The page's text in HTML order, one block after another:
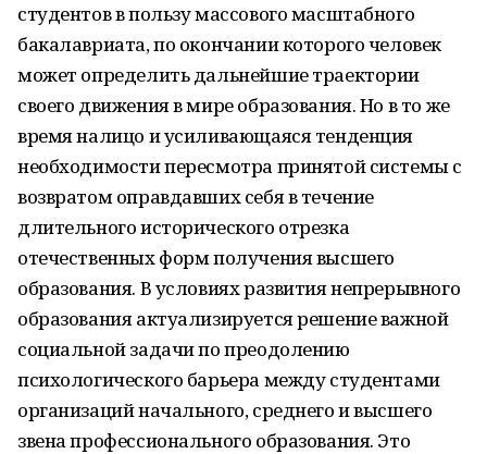
студентов в пользу массового масштабного
бакалавриата, по окончании которого человек
может определить дальнейшие траектории
своего движения в мире образования. Но в то же
время налицо и усиливающаяся тенденция
необходимости пересмотра принятой системы с
возвратом оправдавших себя в течение
длительного исторического отрезка
отечественных форм получения высшего
образования. В условиях развития непрерывного
образования актуализируется решение важной
социальной задачи по преодолению
психологического барьера между студентами
организаций начального, среднего и высшего
звена профессионального образования. Это